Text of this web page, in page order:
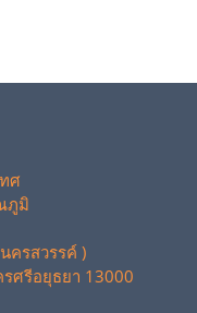
ศ
ภูมิ
ครสวรรค์ )
ศรีอยุธยา 13000